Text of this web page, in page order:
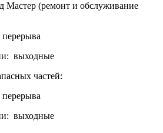
(ремонт и обслуживание
выходные
частей:
выходные